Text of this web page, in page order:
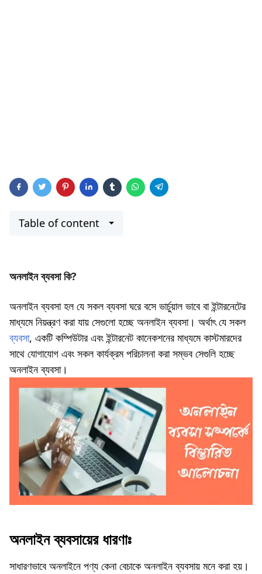
Table of content
অনলাইন ব্যবসা কি?
অনলাইন ব্যবসা হল যে সকল ব্যবসা ঘরে বসে ভার্চুয়াল ভাবে বা ইন্টারনেটের
মাধ্যমে নিয়ন্ত্রণ করা যায় সেগুলো হচ্ছে অনলাইন ব্যবসা। অর্থাৎ যে সকল
ব্যবসা, একটি কম্পিউটার এবং ইন্টারনেট কানেকশনের মাধ্যমে কাস্টমারদের
সাথে যোগাযোগ এবং সকল কার্যক্রম পরিচালনা করা সম্ভব সেগুলি হচ্ছে
অনলাইন ব্যবসা।
অনলাইন ব্যবসায়ের ধারণাঃ
সাধারণভাবে অনলাইনে পণ্য কেনা বেচাকে অনলাইন ব্যবসায় মনে করা হয়।